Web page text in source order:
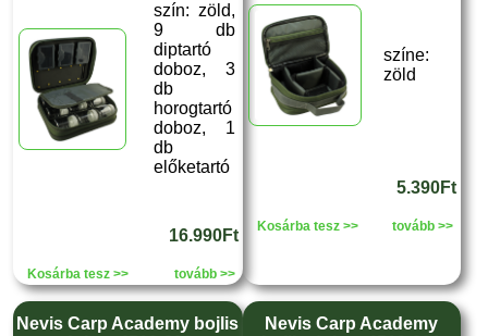
szín: zöld,
9 db
diptartó
doboz, 3
db
horogtartó
doboz, 1
db
előketartó
16.990Ft
Kosárba tesz >> tovább >>
színe:
zöld
5.390Ft
Kosárba tesz >> tovább >>
Nevis Carp Academy bojlis
Nevis Carp Academy